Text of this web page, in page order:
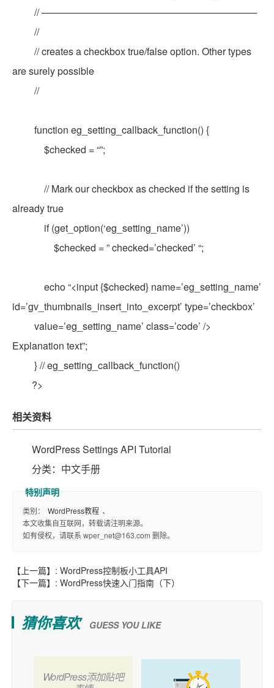
// ——————————————————————
//
// creates a checkbox true/false option. Other types
are surely possible
//
function eg_setting_callback_function() {
$checked = “”;
// Mark our checkbox as checked if the setting is
already true
if (get_option(‘eg_setting_name’))
$checked = ” checked=’checked’ “;
echo “<input {$checked} name=’eg_setting_name’
id=’gv_thumbnails_insert_into_excerpt’ type=’checkbox’
value=’eg_setting_name’ class=’code’ />
Explanation text”;
} // eg_setting_callback_function()
?>
相关资料
WordPress Settings API Tutorial
分类：中文手册
类别： WordPress教程 、
本文收集自互联网，转载请注明来源。
如有侵权，请联系 wper_net@163.com 删除。
【上一篇】: WordPress控制板小工具API
【下一篇】: WordPress快速入门指南（下）
猜你喜欢 GUESS YOU LIKE
WordPress添加贴吧